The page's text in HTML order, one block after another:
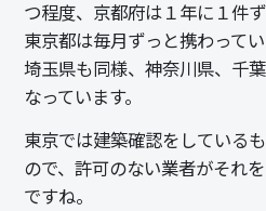
つ程度、京都府は１年に１件ず
東京都は毎月ずっと携わって
埼玉県も同様、神奈川県、千
なっています。
東京では建築確認をしている
ので、許可のない業者がそれ
ですね。